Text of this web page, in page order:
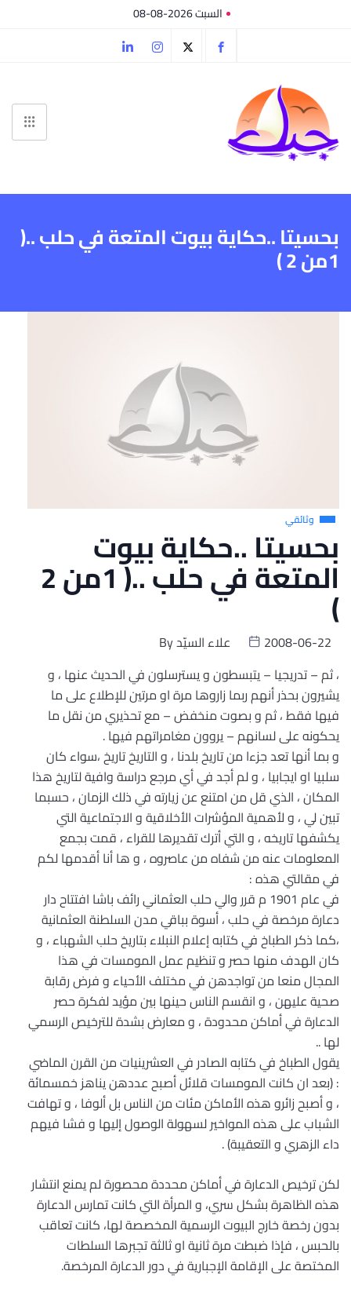
السبت 2026-08-08
بحسيتا ..حكاية بيوت المتعة في حلب ..(
1من 2 )
وثائقي
بحسيتا ..حكاية بيوت
المتعة في حلب ..( 1من 2
)
Byعلاء السيّد
2008-06-22
، ثم – تدريجيا – يتبسطون و يسترسلون في الحديث عنها ، و
يشيرون بحذر أنهم ربما زاروها مرة او مرتين للإطلاع على ما
فيها فقط ، ثم و بصوت منخفض – مع تحذيري من نقل ما
يحكونه على لسانهم – يروون مغامراتهم فيها .
و بما أنها تعد جزءا من تاريخ بلدنا ، و التاريخ تاريخ ،سواء كان
سلبيا او ايجابيا ، و لم أجد في أي مرجع دراسة وافية لتاريخ هذا
المكان ، الذي قل من امتنع عن زيارته في ذلك الزمان ، حسبما
تبين لي ، و لأهمية المؤشرات الأخلاقية و الاجتماعية التي
يكشفها تاريخه ، و التي أترك تقديرها للقراء ، قمت بجمع
المعلومات عنه من شفاه من عاصروه ، و ها أنا أقدمها لكم
في مقالتي هذه :
في عام 1901 م قرر والي حلب العثماني رائف باشا افتتاح دار
دعارة مرخصة في حلب ، أسوة بباقي مدن السلطنة العثمانية
،كما ذكر الطباخ في كتابه إعلام النبلاء بتاريخ حلب الشهباء ، و
كان الهدف منها حصر و تنظيم عمل المومسات في هذا
المجال منعا من تواجدهن في مختلف الأحياء و فرض رقابة
صحية عليهن ، و انقسم الناس حينها بين مؤيد لفكرة حصر
الدعارة في أماكن محدودة ، و معارض بشدة للترخيص الرسمي
لها ..
يقول الطباخ في كتابه الصادر في العشرينيات من القرن الماضي
: (بعد ان كانت المومسات قلائل أصبح عددهن يناهز خمسمائة
، و أصبح زائرو هذه الأماكن مئات من الناس بل ألوفا ، و تهافت
الشباب على هذه المواخير لسهولة الوصول إليها و فشا فيهم
داء الزهري و التعقيبة) .
لكن ترخيص الدعارة في أماكن محددة محصورة لم يمنع انتشار
هذه الظاهرة بشكل سري، و المرأة التي كانت تمارس الدعارة
بدون رخصة خارج البيوت الرسمية المخصصة لها، كانت تعاقب
بالحبس ، فإذا ضبطت مرة ثانية او ثالثة تجبرها السلطات
المختصة على الإقامة الإجبارية في دور الدعارة المرخصة.